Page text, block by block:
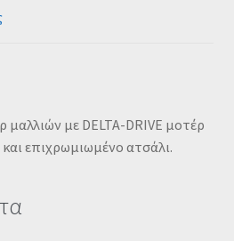
μαλλιών με DELTA-DRIVE μοτέρ
επιχρωμιωμένο ατσάλι.